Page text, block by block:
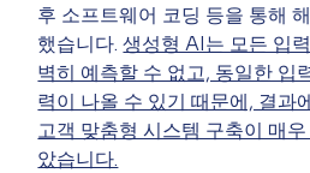
후 소프트웨어 코딩 등을 통해
했습니다. 생성형 AI는 모든 입
벽히 예측할 수 없고, 동일한 입
력이 나올 수 있기 때문에, 결과
고객 맞춤형 시스템 구축이 매
았습니다.